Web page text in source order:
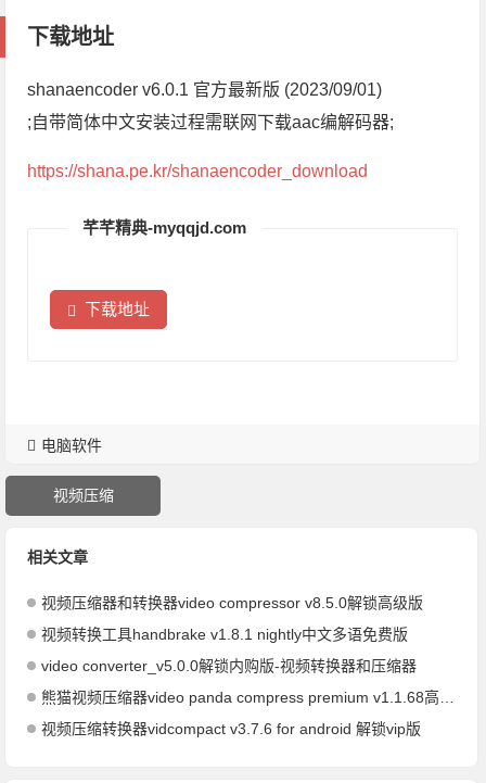
下载地址
shanaencoder v6.0.1 官方最新版 (2023/09/01)
;自带简体中文安装过程需联网下载aac编解码器;
https://shana.pe.kr/shanaencoder_download
芊芊精典-myqqjd.com
下载地址
电脑软件
视频压缩
相关文章
视频压缩器和转换器video compressor v8.5.0解锁高级版
视频转换工具handbrake v1.8.1 nightly中文多语免费版
video converter_v5.0.0解锁内购版-视频转换器和压缩器
熊猫视频压缩器video panda compress premium v1.1.68高级版
视频压缩转换器vidcompact v3.7.6 for android 解锁vip版